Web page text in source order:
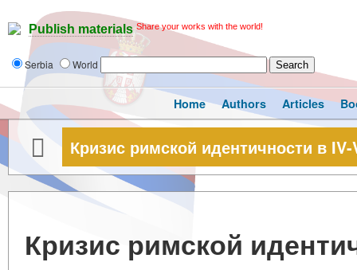
Publish materials Share your works with the world!
Serbia World
Home Authors Articles
Кризис римской идентичности в
Кризис римской